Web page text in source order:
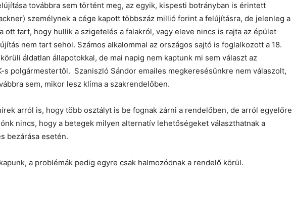
továbbra sem történt meg, az egyik, kispesti botrányban is érintett
személynek a cége kapott többszáz millió forint a felújításra, de jelenleg a
ott tart, hogy hullik a szigetelés a falakról, vagy eleve nincs is rajta az épület
nem tart sehol. Számos alkalommal az országos sajtó is foglalkozott a 18.
áldatlan állapotokkal, de mai napig nem kaptunk mi sem választ az
s polgármestertől. Szaniszló Sándor emailes megkeresésünkre nem válaszolt,
sem, mikor lesz klíma a szakrendelőben.
arról is, hogy több osztályt is be fognak zárni a rendelőben, de arról egyelőre
nincs, hogy a betegek milyen alternatív lehetőségeket választhatnak a
bezárása esetén.
a problémák pedig egyre csak halmozódnak a rendelő körül.